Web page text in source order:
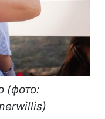
(фото: